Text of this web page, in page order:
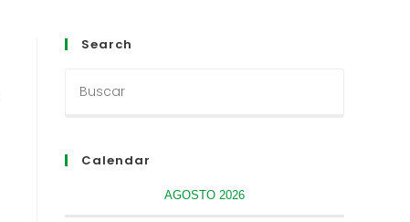
Search
Calendar
AGOSTO 2026